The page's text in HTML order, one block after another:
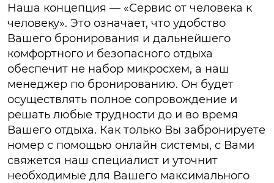
Наша концепция — «Сервис от человека к
человеку». Это означает, что удобство
Вашего бронирования и дальнейшего
комфортного и безопасного отдыха
обеспечит не набор микросхем, а наш
менеджер по бронированию. Он будет
осуществлять полное сопровождение и
решать любые трудности до и во время
Вашего отдыха. Как только Вы забронируете
номер с помощью онлайн системы, с Вами
свяжется наш специалист и уточнит
необходимые для Вашего максимального